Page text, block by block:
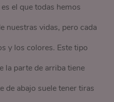
el que todas hemos
nuestras vidas, pero cada
y los colores. Este tipo
la parte de arriba tiene
de abajo suele tener tiras